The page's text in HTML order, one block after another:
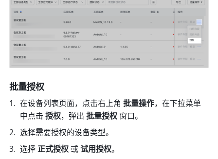
批量授权
在设备列表页面，点击右上角 批量操作，在下拉菜单
中点击 授权，弹出 批量授权 窗口。
选择需要授权的设备类型。
选择 正式授权 或 试用授权。